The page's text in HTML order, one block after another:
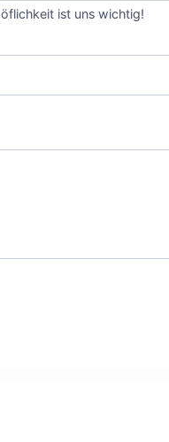
ist uns wichtig!